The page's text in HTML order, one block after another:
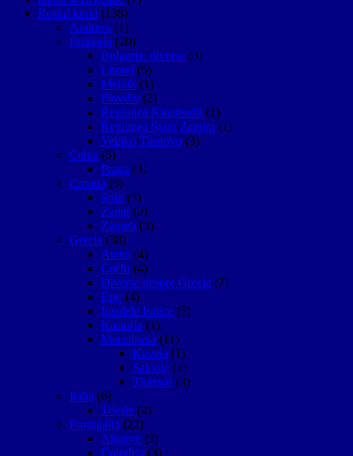
Restul lumii (138)
Andorra (1)
Bulgaria (20)
Bulgaria, diverse (3)
Litoral (5)
Melnik (1)
Plovdiv (2)
Regiunea Kiustendil (1)
Regiunea Stara Zagora (1)
Vekiko Târnovo (3)
Cehia (5)
Praga (3)
Croatia (9)
Split (3)
Zadar (2)
Zagreb (3)
Grecia (38)
Atena (4)
Corfu (4)
Diverse despre Grecia (7)
Epir (4)
Insulele Ionice (5)
Kastoria (1)
Macedonia (11)
Kavala (1)
Salonic (2)
Thassos (3)
Italia (6)
Trieste (4)
Portugalia (22)
Algarve (3)
Coimbra (3)